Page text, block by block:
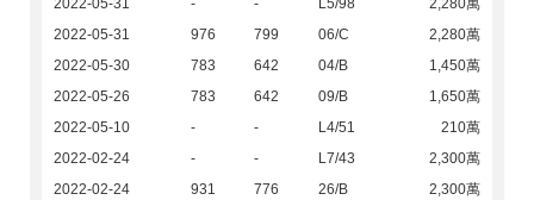
2022-05-31 - - L5/98
2,280萬
2022-05-31
976 799 06/C
2,280萬
2022-05-30
783 642 04/B
1,450萬
2022-05-26
783 642 09/B
1,650萬
2022-05-10
- - L4/51
210萬
2022-02-24
- - L7/43
2,300萬
2022-02-24
931 776 26/B
2,300萬